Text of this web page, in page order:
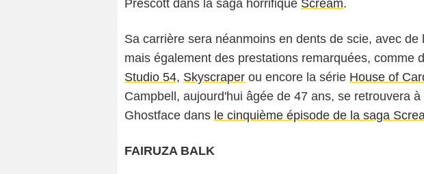
Prescott dans la saga horrifique Scream.
Sa carrière sera néanmoins en dents de scie, avec de
mais également des prestations remarquées, comme
Studio 54, Skyscraper ou encore la série House of
Campbell, aujourd'hui âgée de 47 ans, se retrouvera
Ghostface dans le cinquième épisode de la saga
FAIRUZA BALK